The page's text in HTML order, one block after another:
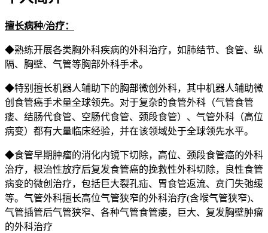
擅长病种/治疗：
◆熟练开展各类胸外科疾病的外科治疗，如肺结节、食管、纵
隔、胸壁、气管等胸部外科手术。
◆特别擅长机器人辅助下的胸部微创外科，其中机器人辅助微
创食管癌手术量全球领先。对于复杂的食管外科（气管食管
瘘、结肠代食管、空肠代食管、颈段食管）、气管外科（高位
病变）都有大量临床经验，并在该领域处于全球领先水平。
◆食管早期肿瘤的消化内镜下切除，高位、颈段食管癌的外科
治疗，根治性放疗后复发食管癌的挽救性外科切除，良性食管
病变的微创治疗，包括巨大裂孔疝、胃食管返流、贲门失弛缓
等。气管外科擅长高位气管狭窄的外科治疗(含喉气管狭窄)、
气管插管后气管狭窄、各种气管食管瘘，巨大、复发胸壁肿瘤
的外科治疗